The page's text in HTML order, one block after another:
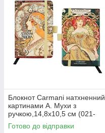
Блокнот Carmani натхненний
картинами А. Мухи з
ручкою,14,8х10,5 см (021-
5097)
Готово до відправки